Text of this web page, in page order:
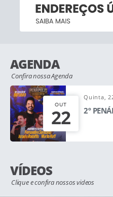
AGENDA
Confira nossa Agenda
OUT
22
Quinta,
2º
VÍDEOS
Clique e confira nossos videos